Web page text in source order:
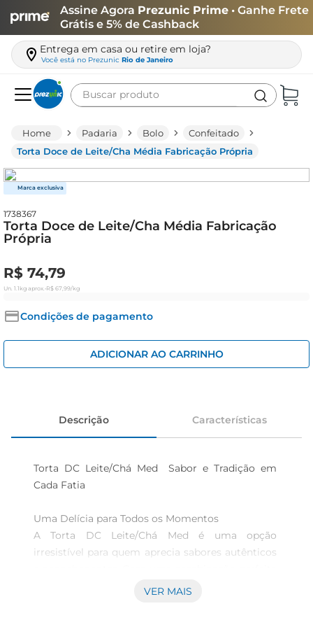
Assine Agora Prezunic Prime • Ganhe Frete
Grátis e 5% de Cashback
Entrega em casa ou retire em loja?
Você está no Prezunic Rio de Janeiro
Buscar produto
Padaria Bolo
Confeitado
Torta Doce de Leite/Cha Média Fabricação Própria
1738367
Torta Doce de Leite/Cha Média Fabricação
Própria
R$ 74,79
Un. 1.1kg aprox. •R$ 67,99/kg
Condições de pagamento
ADICIONAR AO CARRINHO
Descrição Características
Torta DC Leite/Chá Med  Sabor e Tradição em
Cada Fatia
Uma Delícia para Todos os Momentos
A Torta DC Leite/Chá Med é uma opção
irresistível para quem aprecia sabores autênticos
de leite e chá, essa torta traz um toque especial
VER MAIS
leite
café
queijo
biscoito
azeite
arroz
iogurte
papel higiênico